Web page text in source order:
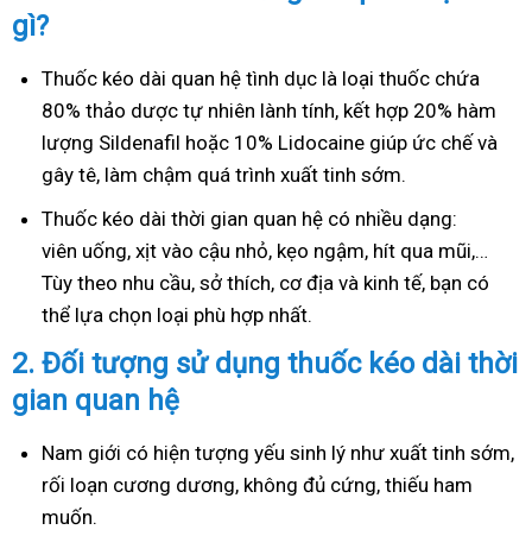
gì?
Thuốc kéo dài quan hệ tình dục là loại thuốc chứa
80% thảo dược tự nhiên lành tính, kết hợp 20% hàm
lượng Sildenafil hoặc 10% Lidocaine giúp ức chế và
gây tê, làm chậm quá trình xuất tinh sớm.
Thuốc kéo dài thời gian quan hệ có nhiều dạng:
viên uống, xịt vào cậu nhỏ, kẹo ngậm, hít qua mũi,…
Tùy theo nhu cầu, sở thích, cơ địa và kinh tế, bạn có
thể lựa chọn loại phù hợp nhất.
2. Đối tượng sử dụng thuốc kéo dài thời
gian quan hệ
Nam giới có hiện tượng yếu sinh lý như xuất tinh sớm,
rối loạn cương dương, không đủ cứng, thiếu ham
muốn.